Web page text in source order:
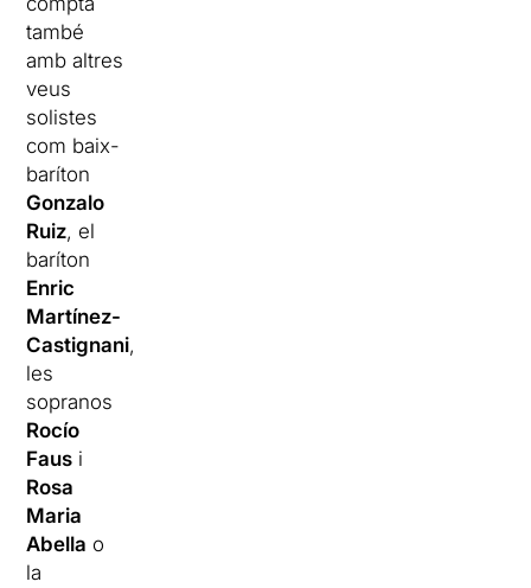
també
amb altres
veus
solistes
com baix-
baríton
Gonzalo
Ruiz, el
baríton
Enric
Martínez-
Castignani,
les
sopranos
Rocío
Faus i
Rosa
Maria
Abella o
la